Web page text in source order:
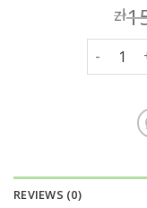
zł
lalka
REVIEWS (0)